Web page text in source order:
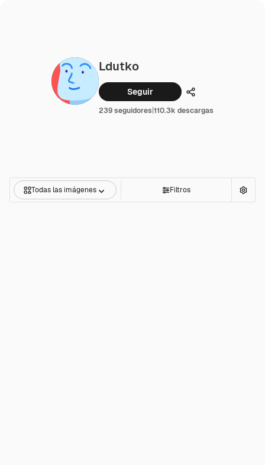
Ldutko
Seguir Compartir
239 seguidores|110.3k descargas
Todas las imágenes Filtros